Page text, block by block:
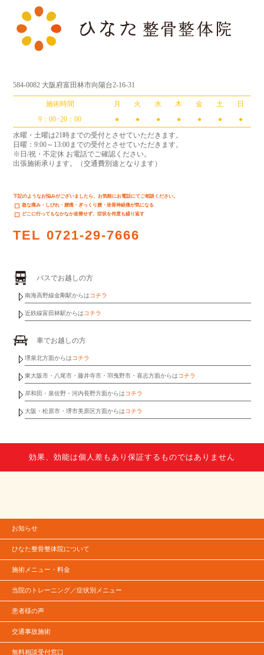
584-0082 大阪府富田林市向陽台2-16-31
施術時間 月 火 水 木 金 土
日
9：00−20：00
● ● ● ● ● ●
●
水曜・土曜は21時までの受付とさせていただきます。
日曜：9:00～13:00までの受付とさせていただきます。
※日/祝・不定休 お電話でご確認ください。
出張施術承ります。（交通費別途となります）
下記のようなお悩みがございましたら、お気軽にお電話にてご相談ください。
急な痛み・しびれ・腰痛・ぎっくり腰・坐骨神経痛が気になる
どこに行ってもなかなか改善せず、症状を何度も繰り返す
TEL 0721-29-7666
バスでお越しの方
南海高野線金剛駅からはコチラ
近鉄線富田林駅からはコチラ
車でお越しの方
堺泉北方面からはコチラ
東大阪市・八尾市・藤井寺市・羽曳野市・喜志方面からはコチラ
岸和田・泉佐野・河内長野方面からはコチラ
大阪・松原市・堺市美原区方面からはコチラ
効果、効能は個人差もあり保証するものではありません
お知らせ
ひなた整骨整体院について
施術メニュー・料金
当院のトレーニング／症状別メニュー
患者様の声
交通事故施術
無料相談受付窓口